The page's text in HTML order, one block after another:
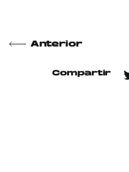
Anterior
Compartir